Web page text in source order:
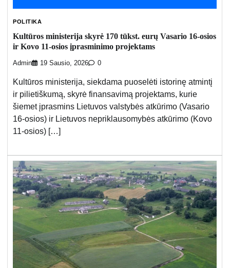
POLITIKA
Kultūros ministerija skyrė 170 tūkst. eurų Vasario 16-osios
ir Kovo 11-osios įprasminimo projektams
Admin 19 Sausio, 2026 0
Kultūros ministerija, siekdama puoselėti istorinę atmintį
ir pilietiškumą, skyrė finansavimą projektams, kurie
šiemet įprasmins Lietuvos valstybės atkūrimo (Vasario
16-osios) ir Lietuvos nepriklausomybės atkūrimo (Kovo
11-osios) […]